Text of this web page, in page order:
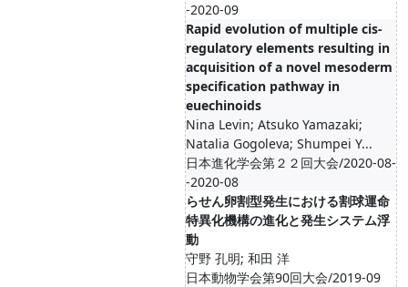
-2020-09
Rapid evolution of multiple cis-
regulatory elements resulting in
acquisition of a novel mesoderm
specification pathway in
euechinoids
Nina Levin; Atsuko Yamazaki;
Natalia Gogoleva; Shumpei Y...
日本進化学会第２２回大会/2020-08-
-2020-08
らせん卵割型発生における割球運命
特異化機構の進化と発生システム浮
動
守野 孔明; 和田 洋
日本動物学会第90回大会/2019-09